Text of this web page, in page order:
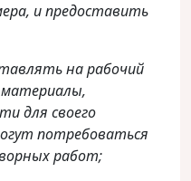
и предоставить
на рабочий
для своего
потребоваться
работ;